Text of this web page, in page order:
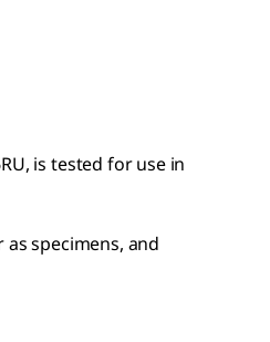
is tested for use in
specimens, and